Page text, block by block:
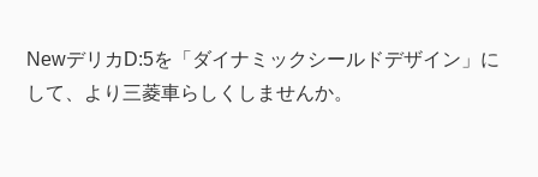
NewデリカD:5を「ダイナミックシールドデザイン」に
して、より三菱車らしくしませんか。